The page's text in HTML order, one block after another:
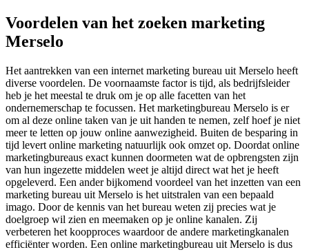
Voordelen van het zoeken marketing
Merselo
Het aantrekken van een internet marketing bureau uit Merselo heeft
diverse voordelen. De voornaamste factor is tijd, als bedrijfsleider
heb je het meestal te druk om je op alle facetten van het
ondernemerschap te focussen. Het marketingbureau Merselo is er
om al deze online taken van je uit handen te nemen, zelf hoef je niet
meer te letten op jouw online aanwezigheid. Buiten de besparing in
tijd levert online marketing natuurlijk ook omzet op. Doordat online
marketingbureaus exact kunnen doormeten wat de opbrengsten zijn
van hun ingezette middelen weet je altijd direct wat het je heeft
opgeleverd. Een ander bijkomend voordeel van het inzetten van een
marketing bureau uit Merselo is het uitstralen van een bepaald
imago. Door de kennis van het bureau weten zij precies wat je
doelgroep wil zien en meemaken op je online kanalen. Zij
verbeteren het koopproces waardoor de andere marketingkanalen
efficiënter worden. Een online marketingbureau uit Merselo is dus